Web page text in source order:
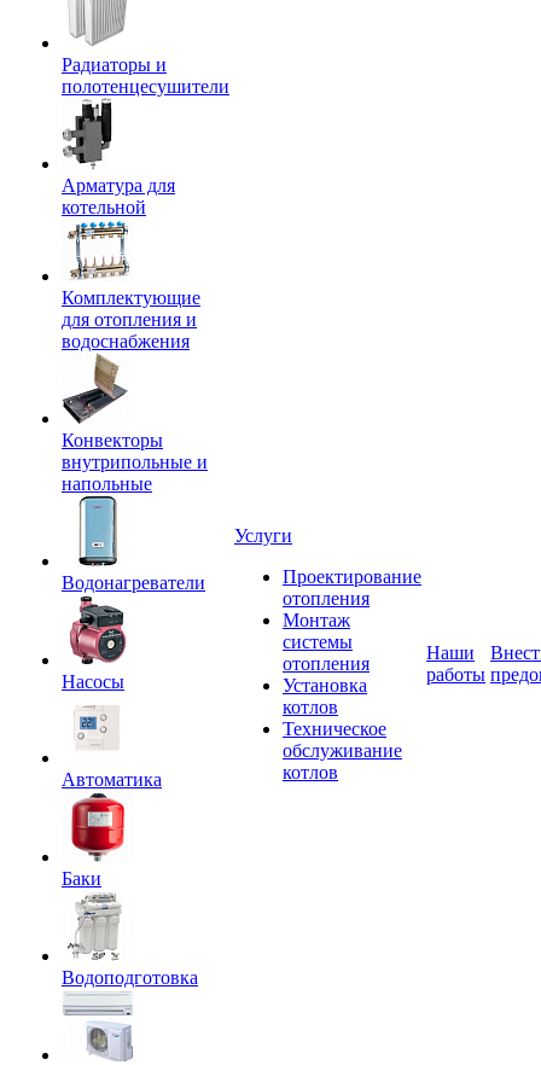
Радиаторы и
полотенцесушители
Арматура для
котельной
Комплектующие
для отопления и
водоснабжения
Конвекторы
внутрипольные и
напольные
Водонагреватели
Насосы
Автоматика
Баки
Водоподготовка
Услуги
Проектирование
отопления
Монтаж
системы
отопления
Установка
котлов
Техническое
обслуживание
котлов
Наши
работы